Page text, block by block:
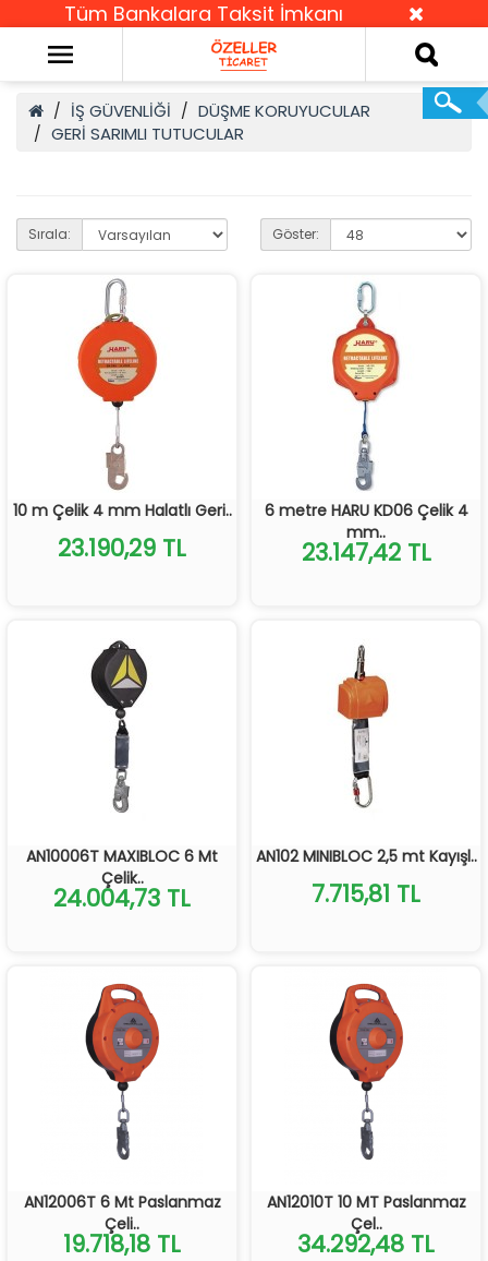
Tüm Bankalara Taksit İmkanı
İŞ GÜVENLİĞİ
DÜŞME KORUYUCULAR
GERİ SARIMLI TUTUCULAR
Sırala: Göster:
10 m Çelik 4 mm Halatlı Geri..
23.190,29 TL
6 metre HARU KD06 Çelik 4
mm..
23.147,42 TL
AN10006T MAXIBLOC 6 Mt
Çelik..
24.004,73 TL
AN102 MINIBLOC 2,5 mt Kayışl..
7.715,81 TL
AN12006T 6 Mt Paslanmaz
Çeli..
19.718,18 TL
AN12010T 10 MT Paslanmaz
Çel..
34.292,48 TL